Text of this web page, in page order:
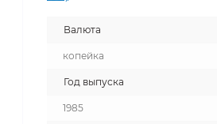
Валюта
копейка
Год выпуска
1985